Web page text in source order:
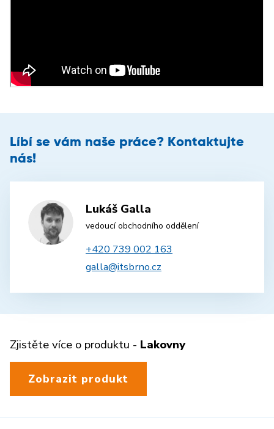
Líbí se vám naše práce? Kontaktujte
nás!
Lukáš Galla
vedoucí obchodního oddělení
+420 739 002 163
galla@itsbrno.cz
Zjistěte více o produktu - Lakovny
Zobrazit produkt